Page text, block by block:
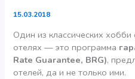
15.03.2018
Один из классических
отелях — это программа
Rate Guarantee, BRG),
отелей, да и не только ими.